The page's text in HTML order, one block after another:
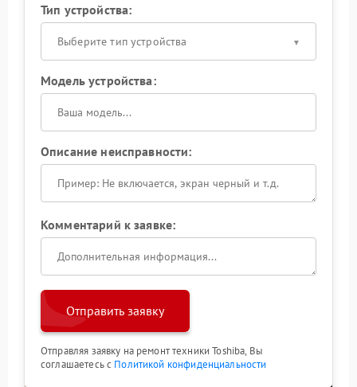
Тип устройства:
Выберите тип устройства
Модель устройства:
Описание неисправности:
Комментарий к заявке:
Отправить заявку
Отправляя заявку на ремонт техники Toshiba, Вы
соглашаетесь с Политикой конфиденциальности